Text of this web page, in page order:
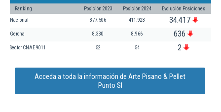
Ranking Posición 2023 Posición 2024 Evolución Posiciones
Nacional 377.506 411.923 34.417
Gerona 8.330 8.966 636
Sector CNAE 9011 52 54 2
Acceda a toda la información de Arte Pisano & Pellet
Punto Sl